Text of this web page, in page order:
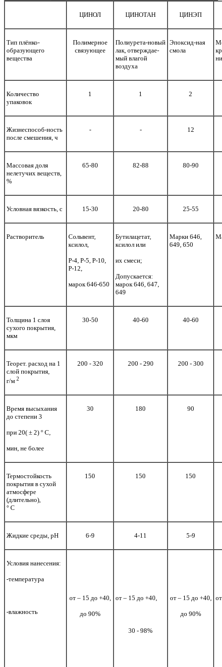
ЦИНОЛ ЦИНОТАН ЦИНЭП
Тип плёнко-
образующего
вещества
Полимерное
связующее
Полиурета-новый
лак, отверждае-
мый влагой
воздуха
Эпоксид-ная
смола
Количество
упаковок
1 1 2
Жизнеспособ-ность
после смешения, ч
- - 12
Массовая доля
нелетучих веществ,
%
65-80 82-88 80-90
Условная вязкость, с 15-30 20-80 25-55
Растворитель
Сольвент,
ксилол,
Р-4, Р-5, Р-10,
Р-12,
марок 646-650
Бутилацетат,
ксилол или
их смеси;
Допускается:
марок 646, 647,
649
Марки 646,
649, 650
Толщина 1 слоя
сухого покрытия,
мкм
30-50 40-60 40-60
Теорет. расход на 1
слой покрытия,
г/м 2
200 - 320 200 - 290 200 - 300
Время высыхания
до степени 3
при 20( ± 2) ° С,
мин, не более
30 180 90
Термостойкость
покрытия в сухой
атмосфере
(длительно),
° С
150 150 150
Жидкие среды, рН 6-9 4-11 5-9
Условия нанесения:
-температура
-влажность
от – 15 до +40,
до 90%
от – 15 до +40,
30 - 98%
от – 15 до +40,
до 90%